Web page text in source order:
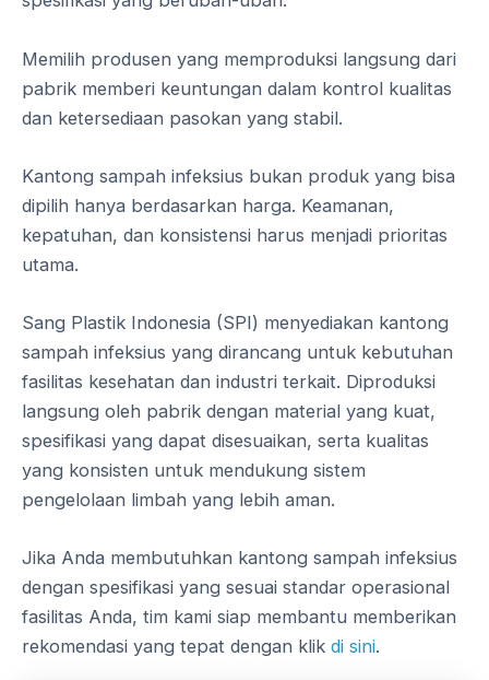
Memilih produsen yang memproduksi langsung dari
pabrik memberi keuntungan dalam kontrol kualitas
dan ketersediaan pasokan yang stabil.
Kantong sampah infeksius bukan produk yang bisa
dipilih hanya berdasarkan harga. Keamanan,
kepatuhan, dan konsistensi harus menjadi prioritas
utama.
Sang Plastik Indonesia (SPI) menyediakan kantong
sampah infeksius yang dirancang untuk kebutuhan
fasilitas kesehatan dan industri terkait. Diproduksi
langsung oleh pabrik dengan material yang kuat,
spesifikasi yang dapat disesuaikan, serta kualitas
yang konsisten untuk mendukung sistem
pengelolaan limbah yang lebih aman.
Jika Anda membutuhkan kantong sampah infeksius
dengan spesifikasi yang sesuai standar operasional
fasilitas Anda, tim kami siap membantu memberikan
rekomendasi yang tepat dengan klik di sini.